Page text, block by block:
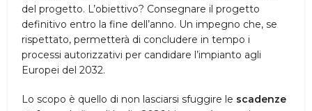
del progetto. L’obiettivo? Consegnare il progetto
definitivo entro la fine dell’anno. Un impegno che, se
rispettato, permetterà di concludere in tempo i
processi autorizzativi per candidare l’impianto agli
Europei del 2032.
Lo scopo è quello di non lasciarsi sfuggire le scadenze